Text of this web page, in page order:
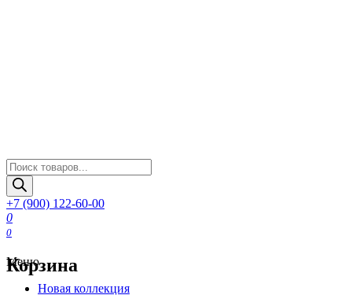
Поиск
товаров
+7 (900) 122-60-00
0
0
Корзина
Меню
Новая коллекция